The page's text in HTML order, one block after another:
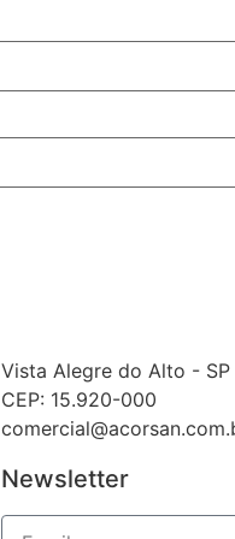
Vista Alegre do Alto - SP
CEP: 15.920-000
Newsletter